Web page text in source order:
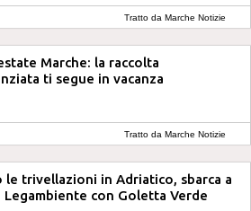
Tratto da Marche Notizie
Marche: la raccolta
ti segue in vacanza
Tratto da Marche Notizie
le trivellazioni in Adriatico, sbarca a
Legambiente con Goletta Verde